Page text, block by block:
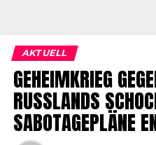
AKTUELL
GEHEIMKRIEG
RUSSLANDS
SABOTAGEPLÄNE